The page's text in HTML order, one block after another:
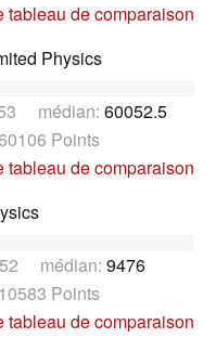
tableau de comparaison
Physics
médian: 60052.5
Points
tableau de comparaison
médian: 9476
Points
tableau de comparaison